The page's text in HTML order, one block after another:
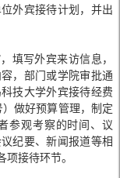
外宾接待计划，并出
填写外宾来访信息，
，部门或学院审批通
技大学外宾接待经费
做好预算管理，制定
参观考察的时间、议
纪要、新闻报道等相
接待环节。